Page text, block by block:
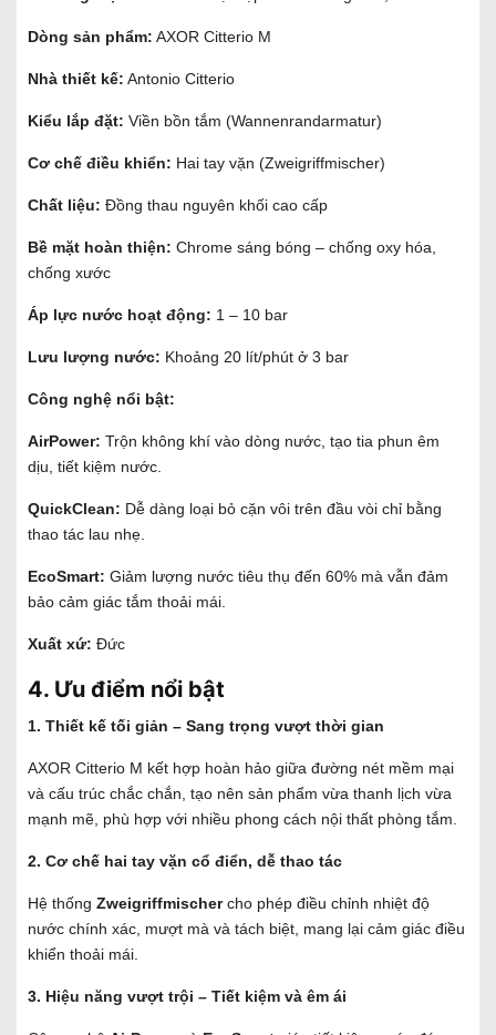
Dòng sản phẩm: AXOR Citterio M
Nhà thiết kế: Antonio Citterio
Kiểu lắp đặt: Viền bồn tắm (Wannenrandarmatur)
Cơ chế điều khiển: Hai tay vặn (Zweigriffmischer)
Chất liệu: Đồng thau nguyên khối cao cấp
Bề mặt hoàn thiện: Chrome sáng bóng – chống oxy hóa,
chống xước
Áp lực nước hoạt động: 1 – 10 bar
Lưu lượng nước: Khoảng 20 lít/phút ở 3 bar
Công nghệ nổi bật:
AirPower: Trộn không khí vào dòng nước, tạo tia phun êm
dịu, tiết kiệm nước.
QuickClean: Dễ dàng loại bỏ cặn vôi trên đầu vòi chỉ bằng
thao tác lau nhẹ.
EcoSmart: Giảm lượng nước tiêu thụ đến 60% mà vẫn đảm
bảo cảm giác tắm thoải mái.
Xuất xứ: Đức
4. Ưu điểm nổi bật
1. Thiết kế tối giản – Sang trọng vượt thời gian
AXOR Citterio M kết hợp hoàn hảo giữa đường nét mềm mại
và cấu trúc chắc chắn, tạo nên sản phẩm vừa thanh lịch vừa
mạnh mẽ, phù hợp với nhiều phong cách nội thất phòng tắm.
2. Cơ chế hai tay vặn cổ điển, dễ thao tác
Hệ thống Zweigriffmischercho phép điều chỉnh nhiệt độ
nước chính xác, mượt mà và tách biệt, mang lại cảm giác điều
khiển thoải mái.
3. Hiệu năng vượt trội – Tiết kiệm và êm ái